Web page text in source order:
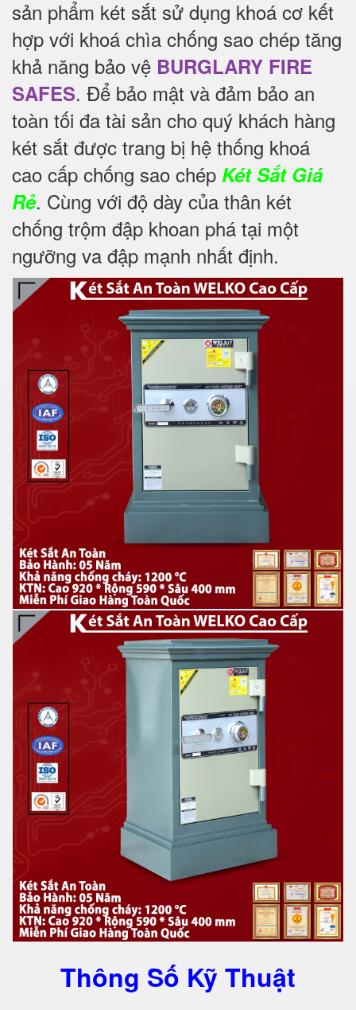
sản phẩm két sắt sử dụng khoá cơ kết
hợp với khoá chìa chống sao chép tăng
khả năng bảo vệ BURGLARY FIRE
SAFES. Để bảo mật và đảm bảo an
toàn tối đa tài sản cho quý khách hàng
két sắt được trang bị hệ thống khoá
cao cấp chống sao chép Két Sắt Giá
Rẻ. Cùng với độ dày của thân két
chống trộm đập khoan phá tại một
ngưỡng va đập mạnh nhất định.
Thông Số Kỹ Thuật